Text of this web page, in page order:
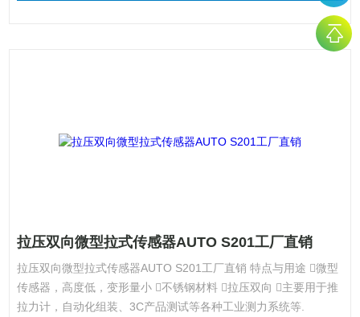
拉压双向微型拉式传感器AUTO S201工厂直销
拉压双向微型拉式传感器AUTO S201工厂直销 特点与用途 微型
传感器，高度低，变形量小 不锈钢材料 拉压双向 主要用于推
拉力计，自动化组装、3C产品测试等各种工业测力系统等.